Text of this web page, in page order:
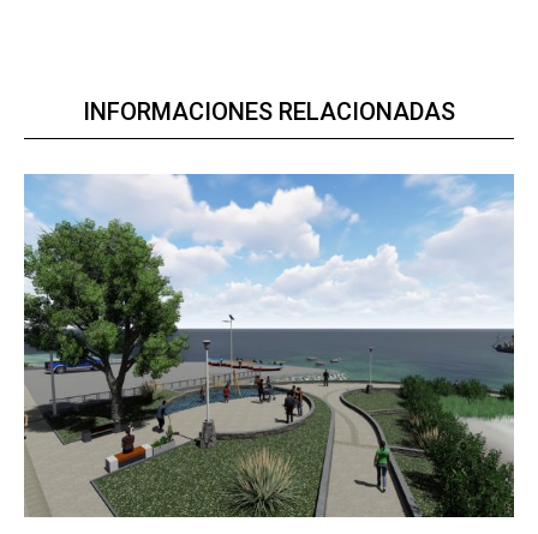
INFORMACIONES RELACIONADAS